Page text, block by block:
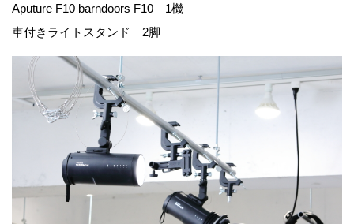
Aputure F10 barndoors F10 1機
車付きライトスタンド 2脚